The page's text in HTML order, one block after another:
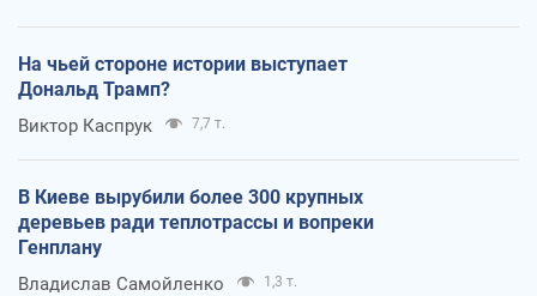
На чьей стороне истории выступает
Дональд Трамп?
Виктор Каспрук 7,7 т.
В Киеве вырубили более 300 крупных
деревьев ради теплотрассы и вопреки
Генплану
Владислав Самойленко 1,3 т.